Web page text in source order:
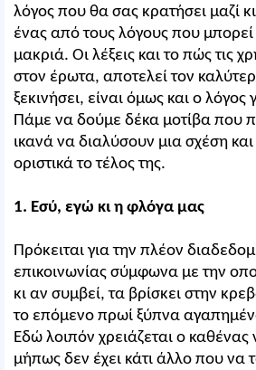
λόγος που θα σας κρατήσει μαζί
ένας από τους λόγους που
μακριά. Οι λέξεις και το πώς τις
στον έρωτα, αποτελεί τον
ξεκινήσει, είναι όμως και ο λόγος
Πάμε να δούμε δέκα μοτίβα που
ικανά να διαλύσουν μια σχέση
οριστικά το τέλος της.
1. Εσύ, εγώ κι η φλόγα μας
Πρόκειται για την πλέον
επικοινωνίας σύμφωνα με την
κι αν συμβεί, τα βρίσκει στην
το επόμενο πρωί ξύπνα
Εδώ λοιπόν χρειάζεται ο
μήπως δεν έχει κάτι άλλο που να